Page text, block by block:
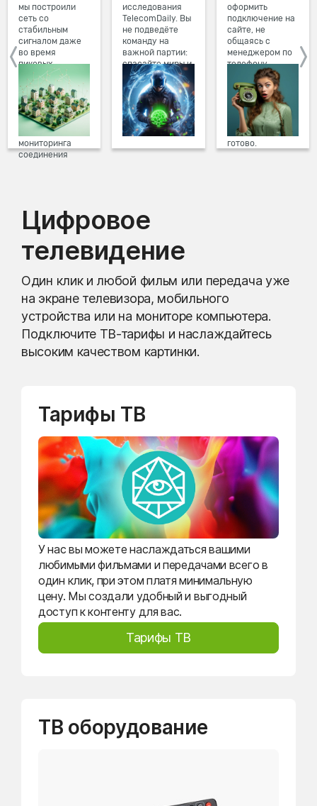
мы построили
сеть со
стабильным
сигналом даже
во время
пиковых
нагрузок в
вечернее время.
Мы постоянно
обновляем наше
оборудование в
домах, а система
мониторинга
соединения
исследования
TelecomDaily. Вы
не подведёте
команду на
важной партии:
спасайте миры и
побеждайте с
друзьями в
онлайн-играх.
оформить
подключение на
сайте, не
общаясь с
менеджером по
телефону.
Просто в три
клика заполните
форму заявки на
сайте, выберите
дату и время
подключения,
готово.
Цифровое
телевидение
Один клик и любой фильм или передача уже
на экране телевизора, мобильного
устройства или на мониторе компьютера.
Подключите ТВ-тарифы и наслаждайтесь
высоким качеством картинки.
Тарифы ТВ
У нас вы можете наслаждаться вашими
любимыми фильмами и передачами всего в
один клик, при этом платя минимальную
цену. Мы создали удобный и выгодный
доступ к контенту для вас.
Тарифы ТВ
ТВ оборудование